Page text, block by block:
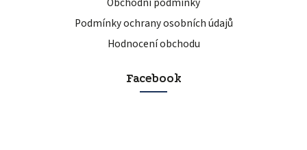
Podmínky ochrany osobních údajů
Hodnocení obchodu
Facebook